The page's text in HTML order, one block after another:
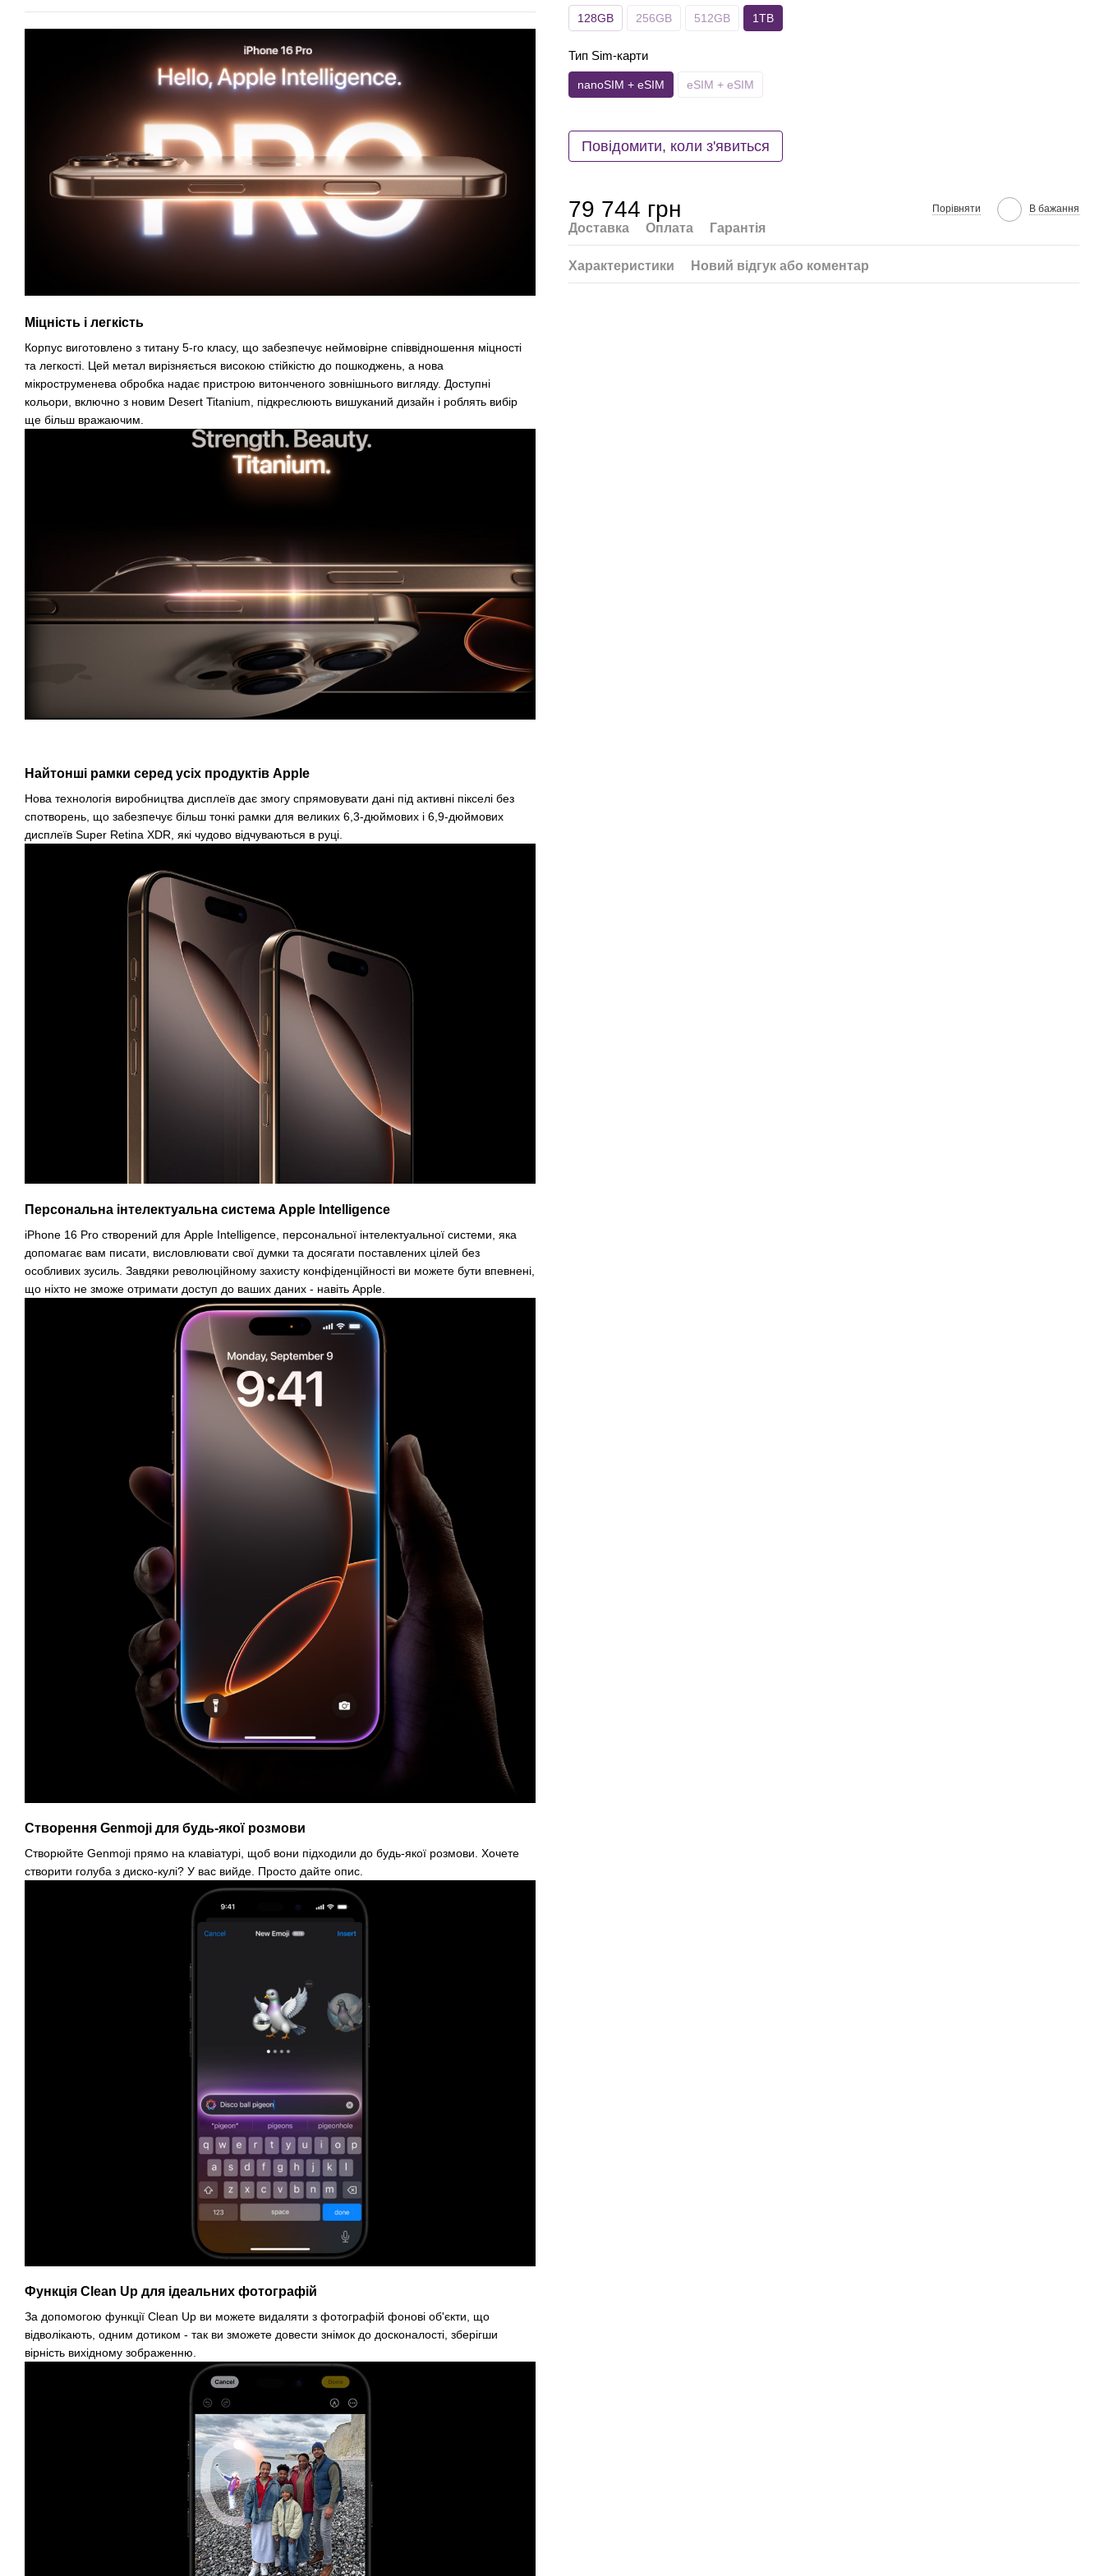
Міцність і легкість
Корпус виготовлено з титану 5-го класу, що забезпечує неймовірне співвідношення міцності
та легкості. Цей метал вирізняється високою стійкістю до пошкоджень, а нова
мікроструменева обробка надає пристрою витонченого зовнішнього вигляду. Доступні
кольори, включно з новим Desert Titanium, підкреслюють вишуканий дизайн і роблять вибір
ще більш вражаючим.
Найтонші рамки серед усіх продуктів Apple
Нова технологія виробництва дисплеїв дає змогу спрямовувати дані під активні пікселі без
спотворень, що забезпечує більш тонкі рамки для великих 6,3-дюймових і 6,9-дюймових
дисплеїв Super Retina XDR, які чудово відчуваються в руці.
Персональна інтелектуальна система Apple Intelligence
iPhone 16 Pro створений для Apple Intelligence, персональної інтелектуальної системи, яка
допомагає вам писати, висловлювати свої думки та досягати поставлених цілей без
особливих зусиль. Завдяки революційному захисту конфіденційності ви можете бути впевнені,
що ніхто не зможе отримати доступ до ваших даних - навіть Apple.
Створення Genmoji для будь-якої розмови
Створюйте Genmoji прямо на клавіатурі, щоб вони підходили до будь-якої розмови. Хочете
створити голуба з диско-кулі? У вас вийде. Просто дайте опис.
Функція Clean Up для ідеальних фотографій
За допомогою функції Clean Up ви можете видаляти з фотографій фонові об'єкти, що
відволікають, одним дотиком - так ви зможете довести знімок до досконалості, зберігши
вірність вихідному зображенню.
128GB 256GB 512GB 1TB
Тип Sim-карти
nanoSIM + eSIM eSIM + eSIM
Повідомити, коли з'явиться
79 744 грн Порівняти В бажання
Доставка Оплата Гарантія
Характеристики Новий відгук або коментар